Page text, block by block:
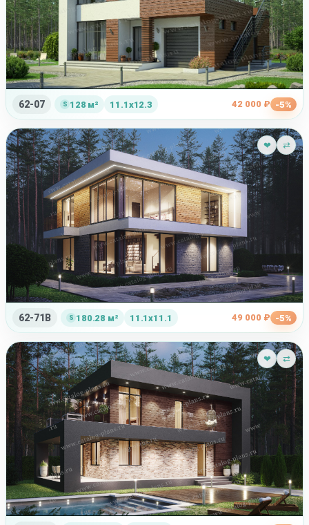
62-07 128 м² 11.1x12.3 42 000 ₽ -5%
❤ ⇄
62-71B 180.28 м² 11.1x11.1 49 000 ₽ -5%
❤ ⇄